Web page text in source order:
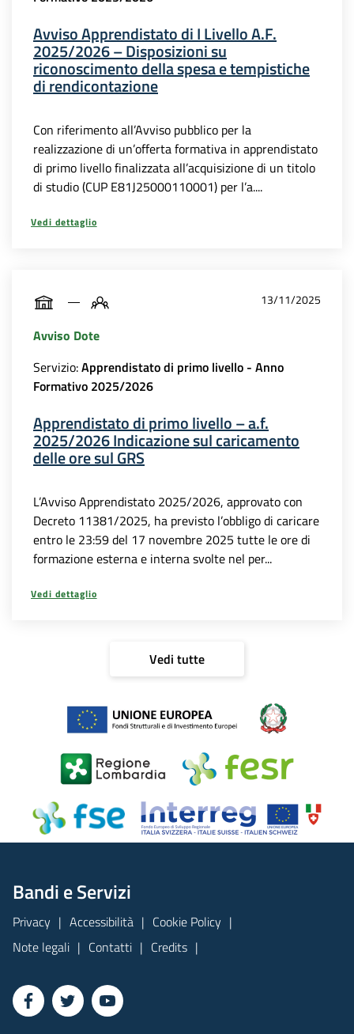
Avviso Apprendistato di I Livello A.F.
2025/2026 – Disposizioni su
riconoscimento della spesa e tempistiche
di rendicontazione
Con riferimento all’Avviso pubblico per la
realizzazione di un’offerta formativa in apprendistato
di primo livello finalizzata all’acquisizione di un titolo
di studio (CUP E81J25000110001) per l’a....
Vedi dettaglio
13/11/2025
Avviso Dote
Servizio:Apprendistato di primo livello - Anno
Formativo 2025/2026
Apprendistato di primo livello – a.f.
2025/2026 Indicazione sul caricamento
delle ore sul GRS
L’Avviso Apprendistato 2025/2026, approvato con
Decreto 11381/2025, ha previsto l’obbligo di caricare
entro le 23:59 del 17 novembre 2025 tutte le ore di
formazione esterna e interna svolte nel per...
Vedi dettaglio
Vedi tutte
Bandi e Servizi
Privacy Accessibilità
Cookie Policy
Note legali
Contatti Credits